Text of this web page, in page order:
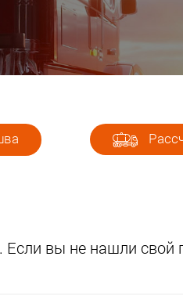
вы не нашли свой